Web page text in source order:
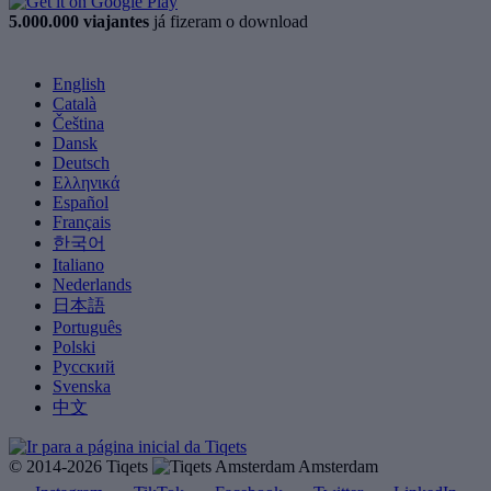
5.000.000 viajantes já fizeram o download
English
Català
Čeština
Dansk
Deutsch
Ελληνικά
Español
Français
한국어
Italiano
Nederlands
日本語
Português
Polski
Русский
Svenska
中文
© 2014-2026 Tiqets
Amsterdam